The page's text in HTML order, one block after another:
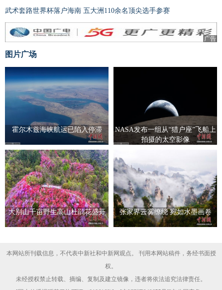
武术套路世界杯落户海南 五大洲110余名顶尖选手参赛
广告
图片广场
霍尔木兹海峡航运已陷入停滞
NASA发布一组从“猎户座”飞船上
拍摄的太空影像
大别山千亩野生高山杜鹃花盛开 张家界云雾缭绕 宛如水墨画卷
本网站所刊载信息，不代表中新社和中新网观点。 刊用本网站稿件，务经书面授
权。
未经授权禁止转载、摘编、复制及建立镜像，违者将依法追究法律责任。